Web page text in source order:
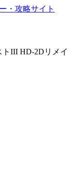
トIII HD-2Dリメイ